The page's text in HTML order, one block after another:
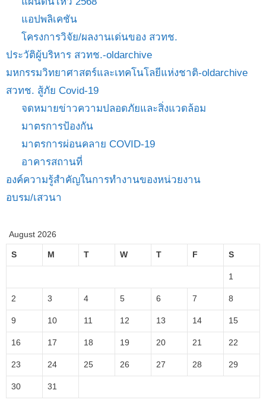
แอปพลิเคชัน
โครงการวิจัย/ผลงานเด่นของ สวทช.
ประวัติผู้บริหาร สวทช.-oldarchive
มหกรรมวิทยาศาสตร์และเทคโนโลยีแห่งชาติ-oldarchive
สวทช. สู้ภัย Covid-19
จดหมายข่าวความปลอดภัยและสิ่งแวดล้อม
มาตรการป้องกัน
มาตรการผ่อนคลาย COVID-19
อาคารสถานที่
องค์ความรู้สำคัญในการทำงานของหน่วยงาน
อบรม/เสวนา
August 2026
S M T W T F S
1
2 3 4 5 6 7 8
9 10 11 12 13 14 15
16 17 18 19 20 21 22
23 24 25 26 27 28 29
30 31